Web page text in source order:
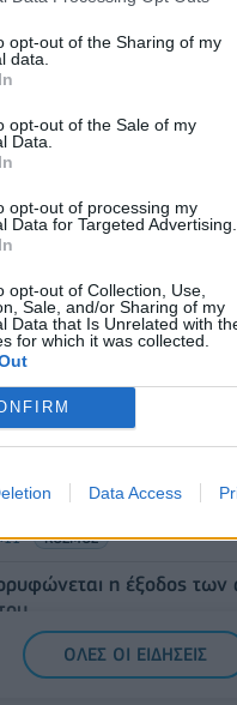
opt-out of the Sharing of my
data.
opt-out of the Sale of my
Data.
opt-out of processing my
Data for Targeted Advertising.
opt-out of Collection, Use,
Sale, and/or Sharing of my
Data that Is Unrelated with
for which it was collected.
Data Access
Το τελικό σκορ του
τα έργα σε
ΠΟΛΙΤΙΚΗ
«Συμβάλλουμε στην
την Άμυνα»
ΠΟΛΙΤΙΚΗ
συνεργασία της ΓΓ
με το ΕΙΕ
ΠΟΛΙΤΙΚΗ
νεκροί, 15 τραυματίες
σε σχολείο -
ΚΟΣΜΟΣ
η έξοδος των
ΟΛΕΣ ΟΙ ΕΙΔΗΣΕΙΣ